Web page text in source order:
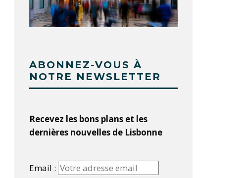
ABONNEZ-VOUS À
NOTRE NEWSLETTER
Recevez les bons plans et les
dernières nouvelles de Lisbonne
Email :